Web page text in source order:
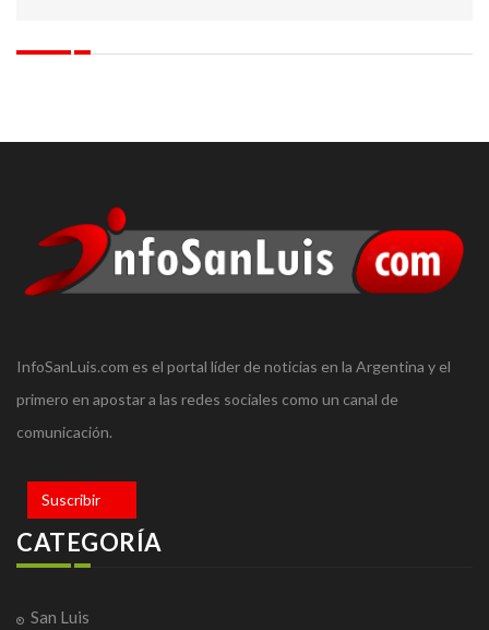
InfoSanLuis.com es el portal líder de noticias en la Argentina y el
primero en apostar a las redes sociales como un canal de
comunicación.
Suscribir
CATEGORÍA
San Luis